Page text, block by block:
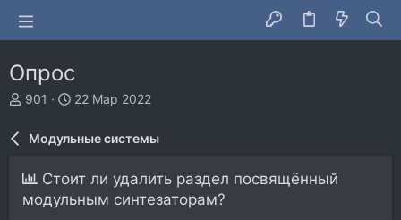
Опрос
А
т
т
е
901
Д
а
ч
22 Мар 2022
Модульные системы
Стоит ли удалить раздел посвящённый
модульным синтезаторам?